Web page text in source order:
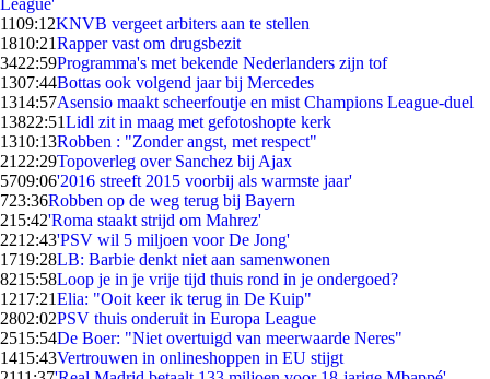
League'
1109:12KNVB vergeet arbiters aan te stellen
1810:21Rapper vast om drugsbezit
3422:59Programma's met bekende Nederlanders zijn tof
1307:44Bottas ook volgend jaar bij Mercedes
1314:57Asensio maakt scheerfoutje en mist Champions League-duel
13822:51Lidl zit in maag met gefotoshopte kerk
1310:13Robben : "Zonder angst, met respect"
21 22:29Topoverleg over Sanchez bij Ajax
5709:06'2016 streeft 2015 voorbij als warmste jaar'
723:36Robben op de weg terug bij Bayern
215:42'Roma staakt strijd om Mahrez'
2212:43'PSV wil 5 miljoen voor De Jong'
1719:28LB: Barbie denkt niet aan samenwonen
8215:58Loop je in je vrije tijd thuis rond in je ondergoed?
1217:21Elia: "Ooit keer ik terug in De Kuip"
2802:02PSV thuis onderuit in Europa League
2515:54De Boer: "Niet overtuigd van meerwaarde Neres"
1415:43Vertrouwen in onlineshoppen in EU stijgt